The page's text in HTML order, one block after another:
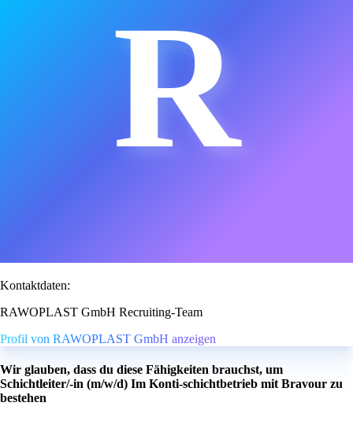
R
Kontaktdaten:
RAWOPLAST GmbH Recruiting-Team
Profil von RAWOPLAST GmbH anzeigen
Wir glauben, dass du diese Fähigkeiten brauchst, um
Schichtleiter/-in (m/w/d) Im Konti-schichtbetrieb mit Bravour zu
bestehen